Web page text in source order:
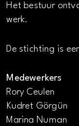
Het bestuur
werk.
De stichting is
Medewerkers
Rory Ceulen
Kudret Görgün
Marina Numan